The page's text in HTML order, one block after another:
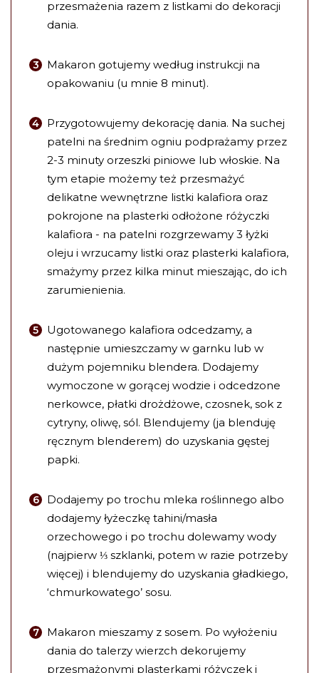
przesmażenia razem z listkami do dekoracji
dania.
Makaron gotujemy według instrukcji na
opakowaniu (u mnie 8 minut).
Przygotowujemy dekorację dania. Na suchej
patelni na średnim ogniu podprażamy przez
2-3 minuty orzeszki piniowe lub włoskie. Na
tym etapie możemy też przesmażyć
delikatne wewnętrzne listki kalafiora oraz
pokrojone na plasterki odłożone różyczki
kalafiora - na patelni rozgrzewamy 3 łyżki
oleju i wrzucamy listki oraz plasterki kalafiora,
smażymy przez kilka minut mieszając, do ich
zarumienienia.
Ugotowanego kalafiora odcedzamy, a
następnie umieszczamy w garnku lub w
dużym pojemniku blendera. Dodajemy
wymoczone w gorącej wodzie i odcedzone
nerkowce, płatki drożdżowe, czosnek, sok z
cytryny, oliwę, sól. Blendujemy (ja blenduję
ręcznym blenderem) do uzyskania gęstej
papki.
Dodajemy po trochu mleka roślinnego albo
dodajemy łyżeczkę tahini/masła
orzechowego i po trochu dolewamy wody
(najpierw ⅓ szklanki, potem w razie potrzeby
więcej) i blendujemy do uzyskania gładkiego,
‘chmurkowatego’ sosu.
Makaron mieszamy z sosem. Po wyłożeniu
dania do talerzy wierzch dekorujemy
przesmażonymi plasterkami różyczek i